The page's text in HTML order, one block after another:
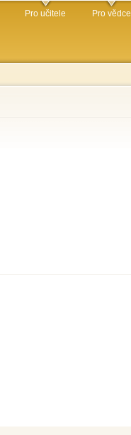
Pro učitele Pro vědce